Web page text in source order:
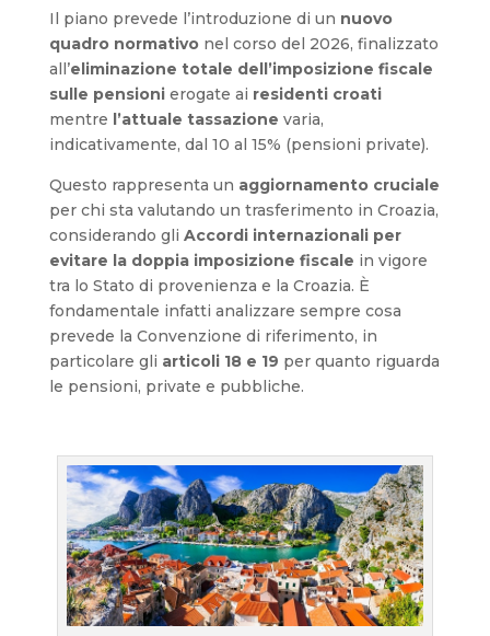
Il piano prevede l’introduzione di un nuovo
quadro normativonel corso del 2026, finalizzato
all’eliminazione totale dell’imposizione fiscale
sulle pensionierogate ai residenti croati
mentre l’attuale tassazione varia,
indicativamente, dal 10 al 15% (pensioni private).
Questo rappresenta un aggiornamento cruciale
per chi sta valutando un trasferimento in Croazia,
considerando gli Accordi internazionali per
evitare la doppia imposizione fiscale in vigore
tra lo Stato di provenienza e la Croazia. È
fondamentale infatti analizzare sempre cosa
prevede la Convenzione di riferimento, in
particolare gli articoli 18 e 19 per quanto riguarda
le pensioni, private e pubbliche.